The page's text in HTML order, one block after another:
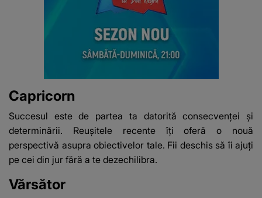
Capricorn
Succesul este de partea ta datorită consecvenței și
determinării. Reușitele recente îți oferă o nouă
perspectivă asupra obiectivelor tale. Fii deschis să îi ajuți
pe cei din jur fără a te dezechilibra.
Vărsător